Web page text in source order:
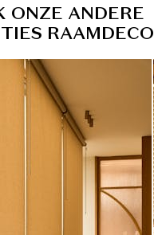
ONZE ANDERE
TIES RAAMDECO